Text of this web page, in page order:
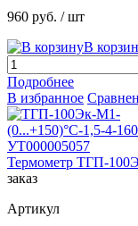
960 руб. / шт
В
Подробнее
В избранное
Термометр ТГП-
заказ
Артикул